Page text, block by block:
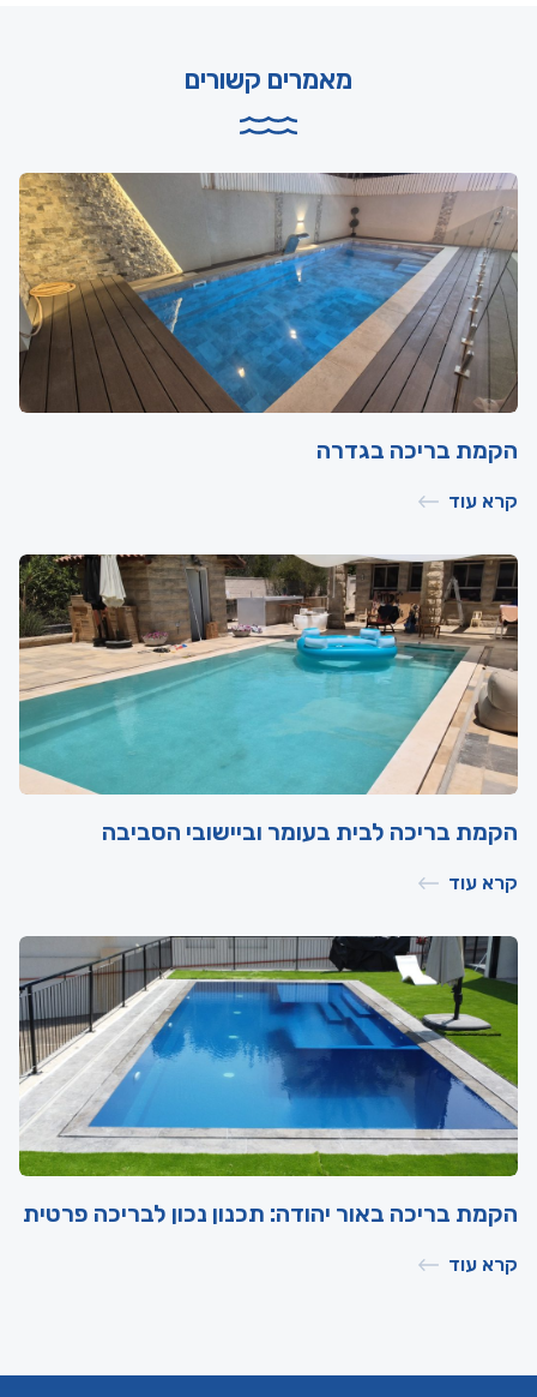
מאמרים קשורים
הקמת בריכה בגדרה
קרא עוד
הקמת בריכה לבית בעומר וביישובי הסביבה
קרא עוד
הקמת בריכה באור יהודה: תכנון נכון לבריכה פרטית
קרא עוד